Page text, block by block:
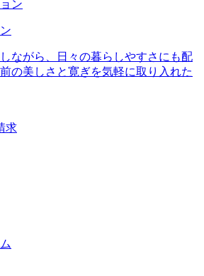
ながら、日々の暮らしやすさにも配
の美しさと寛ぎを気軽に取り入れた
求